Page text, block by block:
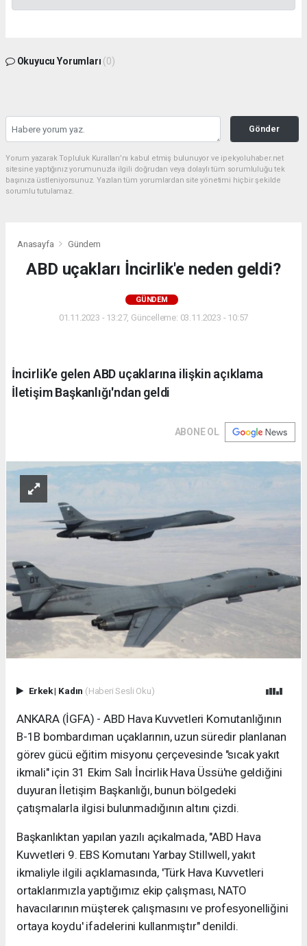
Okuyucu Yorumları (0)
Gönder
Yorum yazarak Topluluk Kuralları’nı kabul etmiş bulunuyor ve ipekyoluhaber.net
sitesine yaptığınız yorumunuzla ilgili doğrudan veya dolaylı tüm sorumluluğu tek
başınıza üstleniyorsunuz. Yazılan tüm yorumlardan site yönetimi hiçbir şekilde
sorumlu tutulamaz.
Anasayfa Gündem
ABD uçakları İncirlik'e neden geldi?
GÜNDEM
01.11.2023 - 13:27, Güncelleme: 03.11.2023 - 10:57
İncirlik’e gelen ABD uçaklarına ilişkin açıklama
İletişim Başkanlığı'ndan geldi
ABONE OL
Erkek| Kadın (Haberi Sesli Oku)
ANKARA (İGFA) - ABD Hava Kuvvetleri Komutanlığının
B-1B bombardıman uçaklarının, uzun süredir planlanan
görev gücü eğitim misyonu çerçevesinde "sıcak yakıt
ikmali" için 31 Ekim Salı İncirlik Hava Üssü'ne geldiğini
duyuran İletişim Başkanlığı, bunun bölgedeki
çatışmalarla ilgisi bulunmadığının altını çizdi.
Başkanlıktan yapılan yazılı açıkalmada, "ABD Hava
Kuvvetleri 9. EBS Komutanı Yarbay Stillwell, yakıt
ikmaliyle ilgili açıklamasında, 'Türk Hava Kuvvetleri
ortaklarımızla yaptığımız ekip çalışması, NATO
havacılarının müşterek çalışmasını ve profesyonelliğini
ortaya koydu' ifadelerini kullanmıştır" denildi.